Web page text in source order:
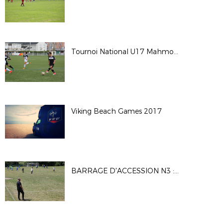
Tournoi National U17 Mahmoud TIARCI - Saison 2017-2018
Viking Beach Games 2017
BARRAGE D'ACCESSION N3 : MATCH1